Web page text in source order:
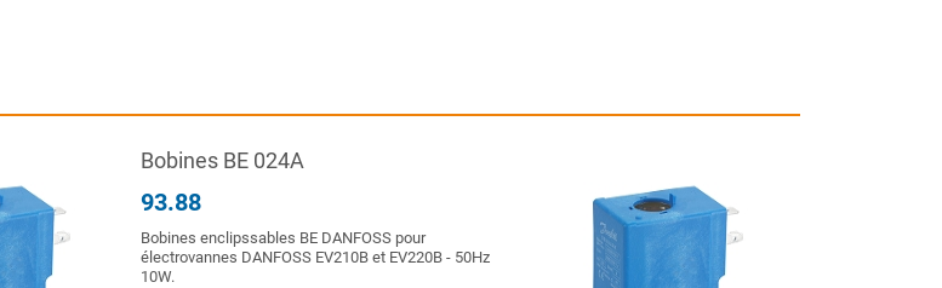
Bobines BE 024A
93.88
Bobines enclipssables BE DANFOSS pour
électrovannes DANFOSS EV210B et EV220B - 50Hz
10W.